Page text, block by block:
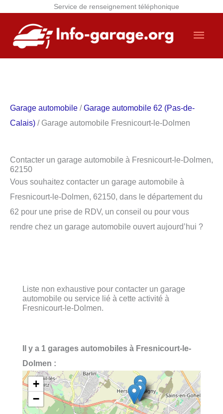
Service de renseignement téléphonique
contenu
Garage automobile /Garage automobile 62 (Pas-de-
Calais) / Garage automobile Fresnicourt-le-Dolmen
Contacter un garage automobile à Fresnicourt-le-Dolmen,
62150
Vous souhaitez contacter un garage automobile à
Fresnicourt-le-Dolmen, 62150, dans le département du
62 pour une prise de RDV, un conseil ou pour vous
rendre chez un garage automobile ouvert aujourd’hui ?
Liste non exhaustive pour contacter un garage
automobile ou service lié à cette activité à
Fresnicourt-le-Dolmen.
Il y a 1 garages automobiles à Fresnicourt-le-
Dolmen :
+
−